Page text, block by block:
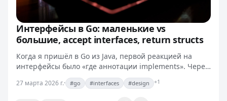
Интерфейсы в Go: маленькие vs
большие, accept interfaces, return structs
Когда я пришёл в Go из Java, первой реакцией на
интерфейсы было «где аннотации implements». Через
пару проектов привык к утиной типизации, но потом
долго не мог определиться: делать интерфейсы…
27 марта 2026 г.· #go #interfaces #design +1